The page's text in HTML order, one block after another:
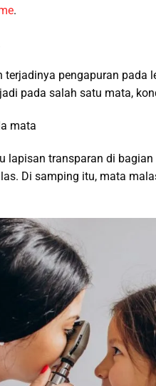
.
terjadinya pengapuran
pada salah satu mata,
mata
lapisan transparan di
Di samping itu, mata